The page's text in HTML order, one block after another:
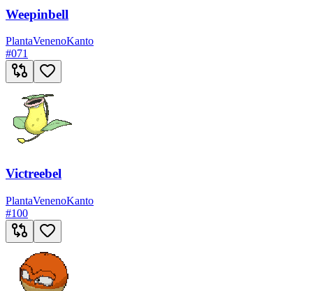
Weepinbell
PlantaVenenoKanto
#071
Victreebel
PlantaVenenoKanto
#100